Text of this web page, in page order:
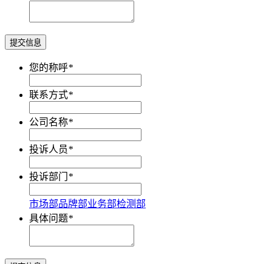
提交信息
您的称呼*
联系方式*
公司名称*
投诉人员*
投诉部门 *
市场部品牌部业务部检测部
具体问题*